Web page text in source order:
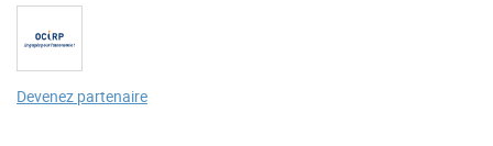
Devenez partenaire